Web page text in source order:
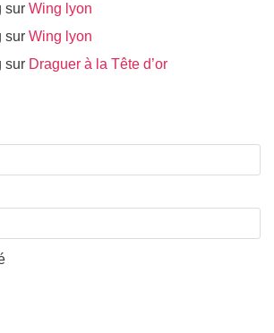
sur Wing lyon
sur Wing lyon
sur Draguer à la Tête d’or